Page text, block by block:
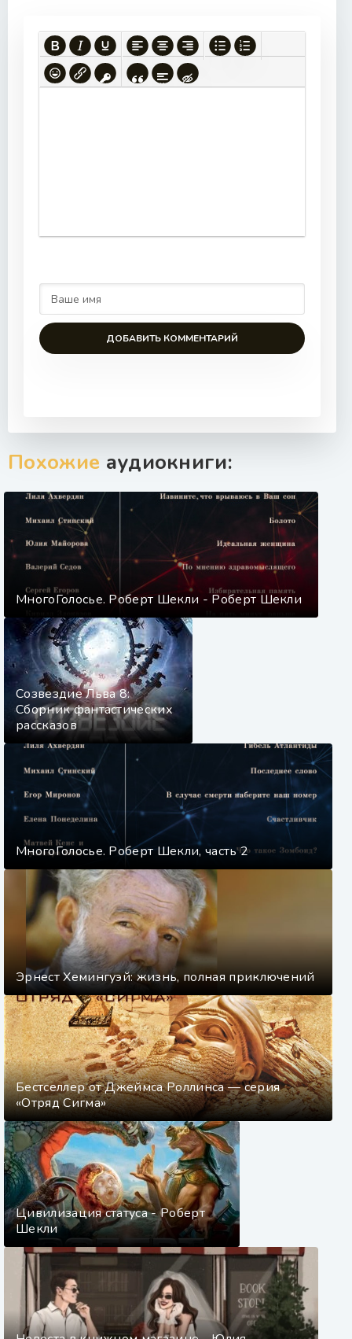
ДОБАВИТЬ КОММЕНТАРИЙ
Похожие аудиокниги:
МногоГолосье. Роберт Шекли - Роберт Шекли
Созвездие Льва 8:
Сборник фантастических
рассказов
МногоГолосье. Роберт Шекли, часть 2
Эрнест Хемингуэй: жизнь, полная приключений
Бестселлер от Джеймса Роллинса — серия
«Отряд Сигма»
Цивилизация статуса - Роберт
Шекли